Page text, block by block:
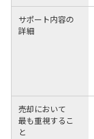
サポート内容の
詳細
売却において
最も重視するこ
と